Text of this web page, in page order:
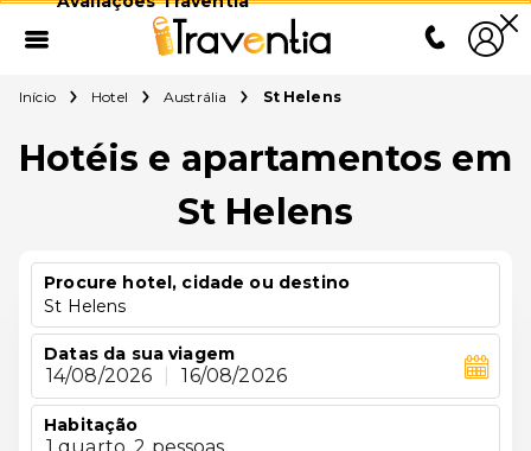
Início Hotel Austrália St Helens
Hotéis e apartamentos em
St Helens
Procure hotel, cidade ou destino
St Helens
Datas da sua viagem
14/08/2026 16/08/2026
Habitação